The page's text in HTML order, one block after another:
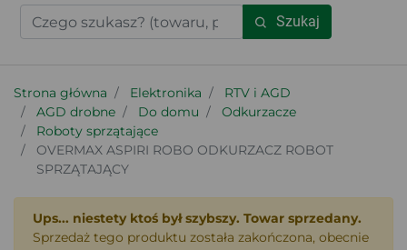
Szukaj
Strona główna Elektronika
RTV i AGD
AGD drobne
Do domu
Odkurzacze
Roboty sprzątające
OVERMAX ASPIRI ROBO ODKURZACZ ROBOT
SPRZĄTAJĄCY
Ups... niestety ktoś był szybszy. Towar sprzedany.
Sprzedaż tego produktu została zakończona, obecnie